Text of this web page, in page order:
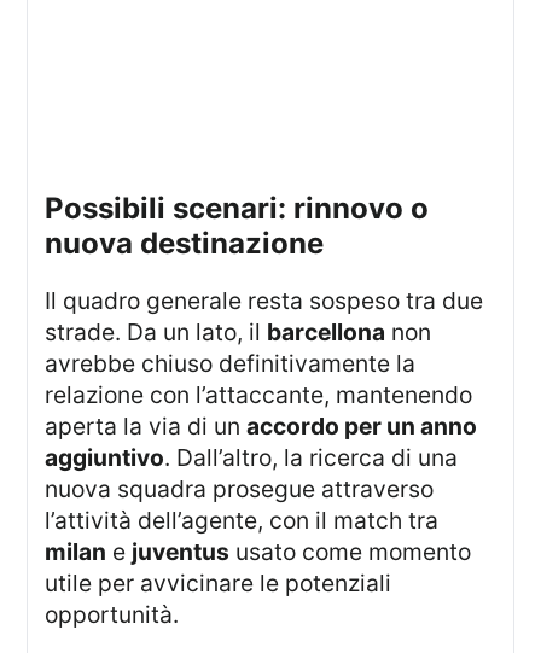
possibili scenari: rinnovo o
nuova destinazione
Il quadro generale resta sospeso tra due
strade. Da un lato, il barcellona non
avrebbe chiuso definitivamente la
relazione con l’attaccante, mantenendo
aperta la via di unaccordo per un anno
aggiuntivo. Dall’altro, la ricerca di una
nuova squadra prosegue attraverso
l’attività dell’agente, con il match tra
milan e juventus usato come momento
utile per avvicinare le potenziali
opportunità.